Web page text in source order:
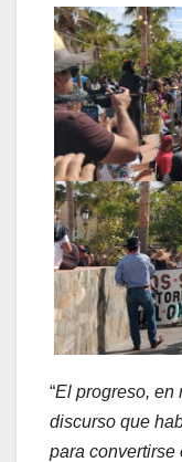
“El progreso, en
discurso que
para convertirse